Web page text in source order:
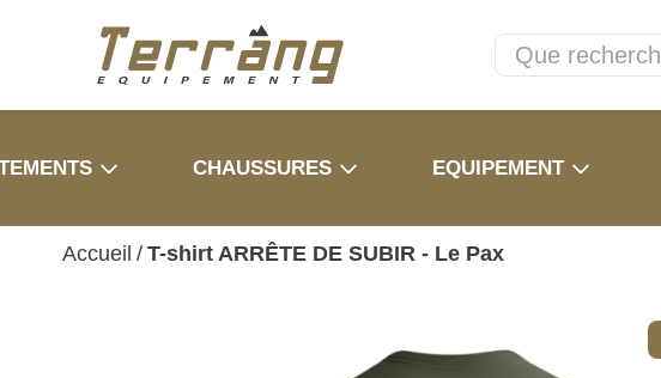
CHAUSSURES EQUIPEMENT
Accueil / T-shirt ARRÊTE DE SUBIR - Le Pax